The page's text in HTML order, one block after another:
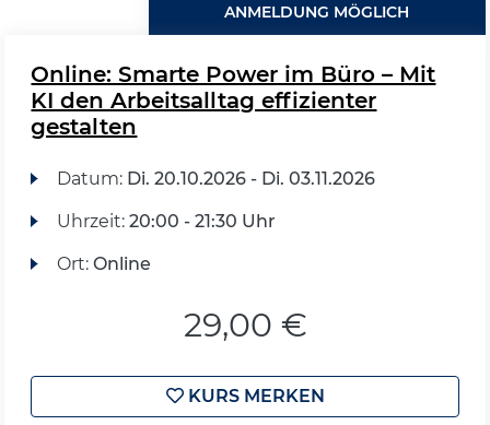
ANMELDUNG MÖGLICH
Online: Smarte Power im Büro – Mit
KI den Arbeitsalltag effizienter
gestalten
Datum: Di. 20.10.2026 - Di. 03.11.2026
Uhrzeit: 20:00 - 21:30 Uhr
Ort: Online
29,00 €
KURS MERKEN